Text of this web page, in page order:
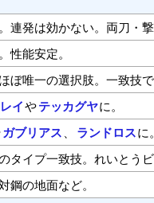
連発は効かない。両刀・撃
性能安定。
ぼ唯一の選択肢。一致技
イやテッカグヤに。
ガブリアス ランドロスに。
タイプ一致技。れいとうビ
鋼の地面など。